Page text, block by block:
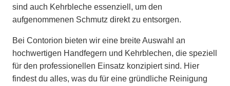
sind auch Kehrbleche essenziell, um den
aufgenommenen Schmutz direkt zu entsorgen.
Bei Contorion bieten wir eine breite Auswahl an
hochwertigen Handfegern und Kehrblechen, die speziell
für den professionellen Einsatz konzipiert sind. Hier
findest du alles, was du für eine gründliche Reinigung